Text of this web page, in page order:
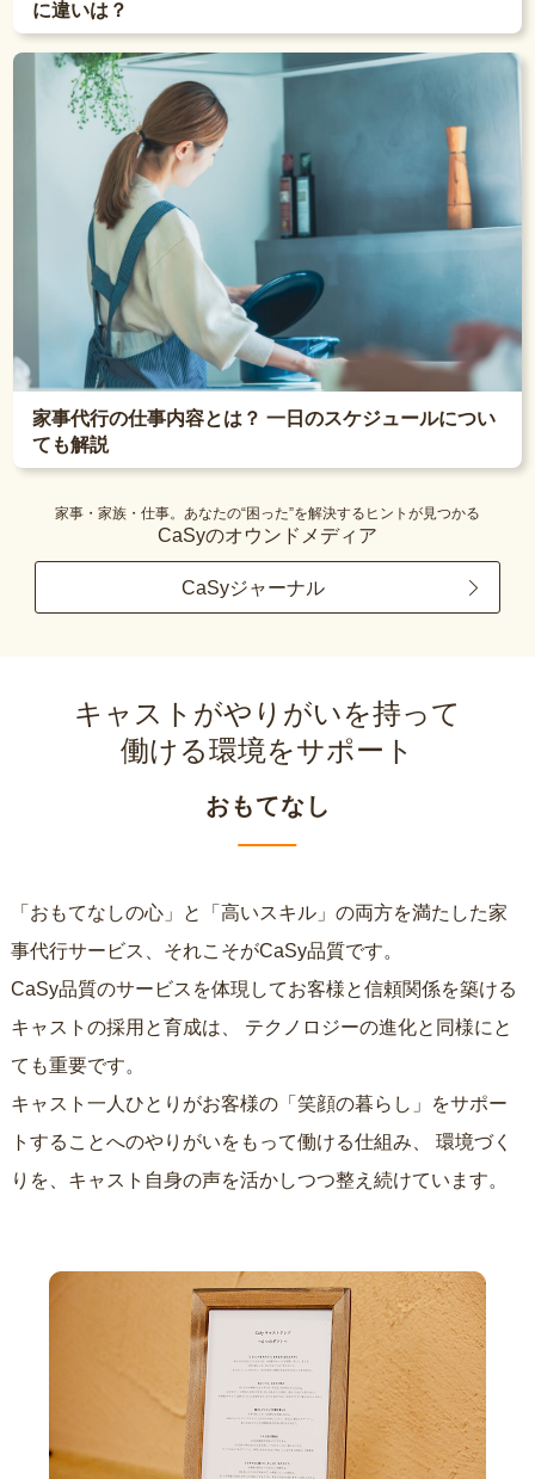
に違いは？
家事代行の仕事内容とは？ 一日のスケジュールについ
ても解説
家事・家族・仕事。あなたの“困った”を解決するヒントが見つかる
CaSyのオウンドメディア
CaSyジャーナル
キャストがやりがいを持って
働ける環境をサポート
おもてなし
「おもてなしの心」と「高いスキル」の両方を満たした家
事代行サービス、それこそがCaSy品質です。
CaSy品質のサービスを体現してお客様と信頼関係を築ける
キャストの採用と育成は、
ても重要です。
キャスト一人ひとりがお客様の「笑顔の暮らし」をサポー
トすることへのやりがいをもって働ける仕組み、
りを、キャスト自身の声を活かしつつ整え続けています。